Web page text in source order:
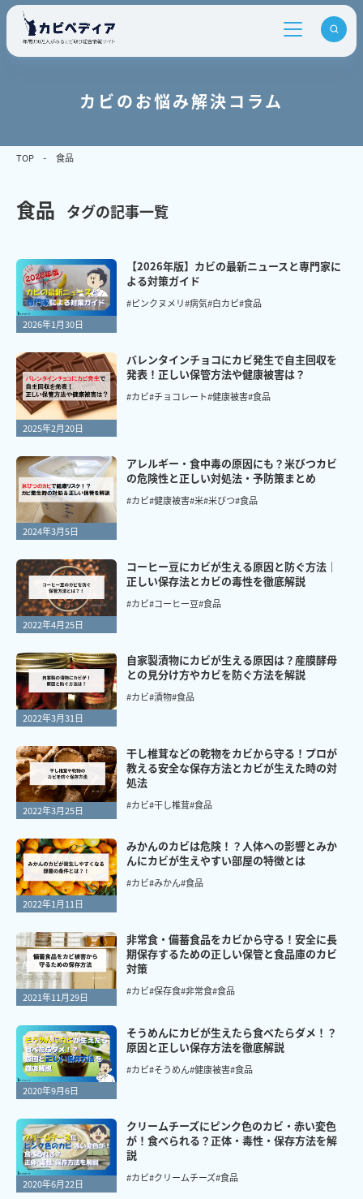
カビのお悩み解決コラム
TOP 食品
食品 タグの記事一覧
2026年1月30日
【2026年版】カビの最新ニュースと専門家に
よる対策ガイド
#ピンクヌメリ#病気#白カビ#食品
2025年2月20日
バレンタインチョコにカビ発生で自主回収を
発表！正しい保管方法や健康被害は？
#カビ#チョコレート#健康被害#食品
2024年3月5日
アレルギー・食中毒の原因にも？米びつカビ
の危険性と正しい対処法・予防策まとめ
#カビ#健康被害#米#米びつ#食品
2022年4月25日
コーヒー豆にカビが生える原因と防ぐ方法｜
正しい保存法とカビの毒性を徹底解説
#カビ#コーヒー豆#食品
2022年3月31日
自家製漬物にカビが生える原因は？産膜酵母
との見分け方やカビを防ぐ方法を解説
#カビ#漬物#食品
2022年3月25日
干し椎茸などの乾物をカビから守る！プロが
教える安全な保存方法とカビが生えた時の対
処法
#カビ#干し椎茸#食品
2022年1月11日
みかんのカビは危険！？人体への影響とみか
んにカビが生えやすい部屋の特徴とは
#カビ#みかん#食品
2021年11月29日
非常食・備蓄食品をカビから守る！安全に長
期保存するための正しい保管と食品庫のカビ
対策
#カビ#保存食#非常食#食品
2020年9月6日
そうめんにカビが生えたら食べたらダメ！？
原因と正しい保存方法を徹底解説
#カビ#そうめん#健康被害#食品
2020年6月22日
クリームチーズにピンク色のカビ・赤い変色
が！食べられる？正体・毒性・保存方法を解
説
#カビ#クリームチーズ#食品